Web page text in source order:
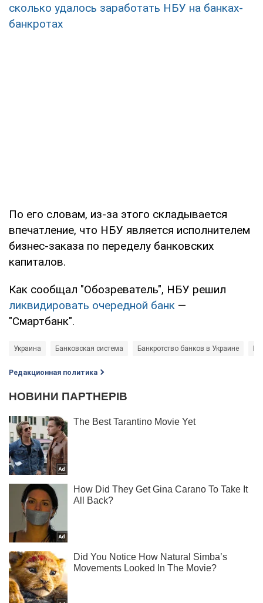
сколько удалось заработать НБУ на банках-
банкротах
По его словам, из-за этого складывается
впечатление, что НБУ является исполнителем
бизнес-заказа по переделу банковских
капиталов.
Как сообщал "Обозреватель", НБУ решил
ликвидировать очередной банк —
"Смартбанк".
Украина Банковская система Банкротство банков в Украине
Редакционная политика